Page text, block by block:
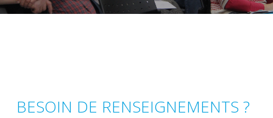
BESOIN DE RENSEIGNEMENTS ?